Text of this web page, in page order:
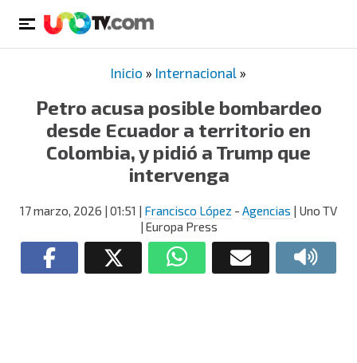
Inicio » Internacional »
Petro acusa posible bombardeo
desde Ecuador a territorio en
Colombia, y pidió a Trump que
intervenga
17 marzo, 2026 | 01:51 | Francisco López - Agencias | Uno TV
| Europa Press